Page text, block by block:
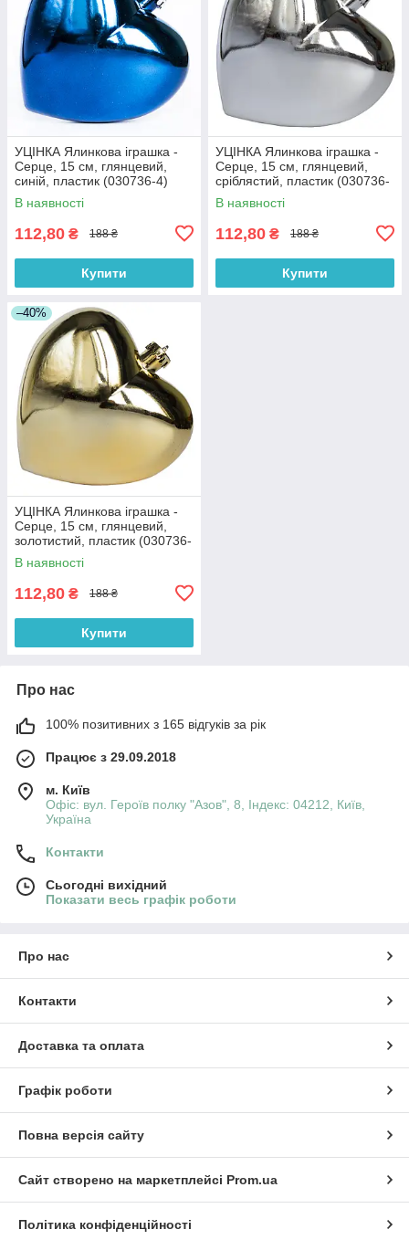
УЦІНКА Ялинкова іграшка -
Серце, 15 см, глянцевий,
синій, пластик (030736-4)
В наявності
112,80 ₴ 188 ₴
Купити
УЦІНКА Ялинкова іграшка -
Серце, 15 см, глянцевий,
сріблястий, пластик (030736-
1)
В наявності
112,80 ₴ 188 ₴
Купити
–40%
УЦІНКА Ялинкова іграшка -
Серце, 15 см, глянцевий,
золотистий, пластик (030736-
2)
В наявності
112,80 ₴ 188 ₴
Купити
Про нас
100% позитивних з 165 відгуків за рік
Працює з 29.09.2018
м. Київ
Офіс: вул. Героїв полку "Азов", 8, Індекс: 04212, Київ,
Україна
Контакти
Сьогодні вихідний
Показати весь графік роботи
Про нас
Контакти
Доставка та оплата
Графік роботи
Повна версія сайту
Сайт створено на маркетплейсі Prom.ua
Політика конфіденційності